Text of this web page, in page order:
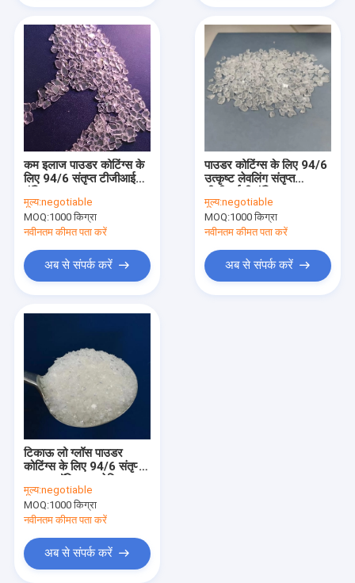
पाउडर कोटिंग रेजिन
पॉलिएस्टर एपॉक्सी राल
टीजीआईसी पॉलिएस्टर राल
एचएए पॉलिएस्टर
मिश्रित पॉलिएस्टर राल
आइसोसाइनेट राल
थर्मोसेट पाउडर कोटिंग
व्हील पाउडर कोटिंग
पाउडर कोटिंग कच्चा माल
पानी आधारित एपॉक्सी पेंट
पॉलिएस्टर मोल्डिंग यौगिक
कम इलाज पाउडर कोटिंग्स के
लिए 94/6 संतृप्त टीजीआईसी
मूल्य:negotiable
MOQ:1000 किग्रा
नवीनतम कीमत पता करें
अब से संपर्क करें
पाउडर कोटिंग्स के लिए 94/6
उत्कृष्ट लेवलिंग संतृप्त
मूल्य:negotiable
MOQ:1000 किग्रा
नवीनतम कीमत पता करें
अब से संपर्क करें
टिकाऊ लो ग्लॉस पाउडर
कोटिंग्स के लिए 94/6 संतृप्त
मूल्य:negotiable
MOQ:1000 किग्रा
नवीनतम कीमत पता करें
अब से संपर्क करें